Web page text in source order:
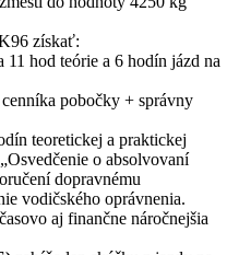
získať:
11 hod teórie a 6 hodín jázd na
pobočky + správny
teoretickej a praktickej
o absolvovaní
dopravnému
vodičského oprávnenia.
aj finančne náročnejšia